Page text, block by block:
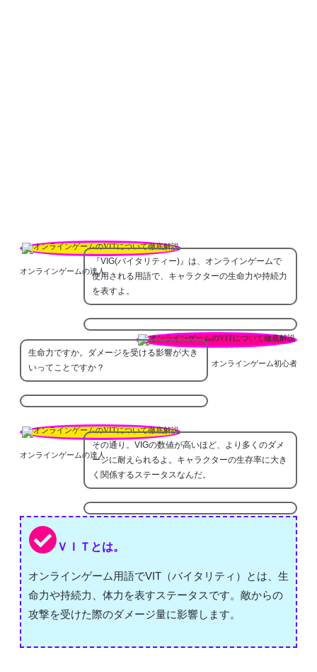
オンラインゲームの達人
『VIG(バイタリティー)』は、オンラインゲームで
使用される用語で、キャラクターの生命力や持続力
を表すよ。
オンラインゲーム初心者
生命力ですか。ダメージを受ける影響が大き
いってことですか？
オンラインゲームの達人
その通り。VIGの数値が高いほど、より多くのダメ
ージに耐えられるよ。キャラクターの生存率に大き
く関係するステータスなんだ。
ＶＩＴとは。
オンラインゲーム用語でVIT（バイタリティ）とは、生
命力や持続力、体力を表すステータスです。敵からの
攻撃を受けた際のダメージ量に影響します。